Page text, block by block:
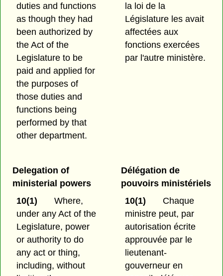
duties and functions
as though they had
been authorized by
the Act of the
Legislature to be
paid and applied for
the purposes of
those duties and
functions being
performed by that
other department.
la loi de la
Législature les avait
affectées aux
fonctions exercées
par l'autre ministère.
Delegation of
ministerial powers
10(1)
Where,
under any Act of the
Legislature, power
or authority to do
any act or thing,
including, without
Délégation de
pouvoirs ministériels
10(1)
Chaque
ministre peut, par
autorisation écrite
approuvée par le
lieutenant-
gouverneur en